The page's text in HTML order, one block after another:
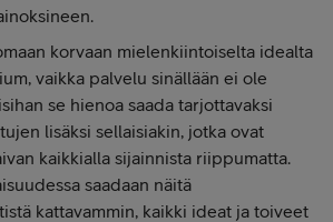
korvaan mielenkiintoiselta idealta
vaikka palvelu sinällään ei ole
se hienoa saada tarjottavaksi
lisäksi sellaisiakin, jotka ovat
kaikkialla sijainnista riippumatta.
saadaan näitä
kattavammin, kaikki ideat ja toiveet